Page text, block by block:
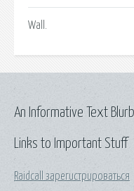
Wall.
Links to Important Stuff
Raidcall зарегистрироваться
An Informative Text Blurb